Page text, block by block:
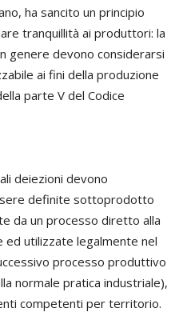
ha sancito un principio
tranquillità ai produttori: la
genere devono considerarsi
ai fini della produzione
parte V del Codice
deiezioni devono
definite sottoprodotto
da un processo diretto alla
utilizzate legalmente nel
processo produttivo
normale pratica industriale),
competenti per territorio.